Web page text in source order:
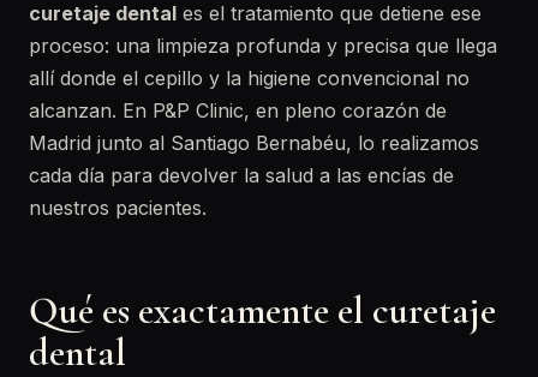
curetaje dental es el tratamiento que detiene ese
proceso: una limpieza profunda y precisa que llega
allí donde el cepillo y la higiene convencional no
alcanzan. En P&P Clinic, en pleno corazón de
Madrid junto al Santiago Bernabéu, lo realizamos
cada día para devolver la salud a las encías de
nuestros pacientes.
Qué es exactamente el curetaje
dental